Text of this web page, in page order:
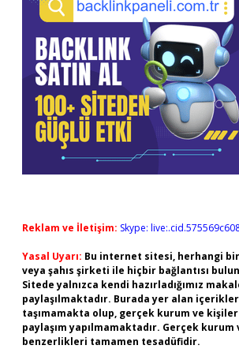
Reklam ve İletişim: Skype:
Yasal Uyarı: Bu internet sitesi, herhangi
veya şahıs şirketi ile hiçbir bağlantısı
Sitede yalnızca kendi hazırladığımız
paylaşılmaktadır. Burada yer alan
taşımamakta olup, gerçek kurum ve kişiler
paylaşım yapılmamaktadır. Gerçek
benzerlikleri tamamen tesadüfidir.